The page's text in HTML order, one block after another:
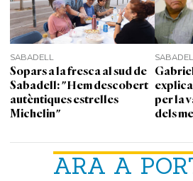
ARA A
SABADELL
Sopars a la fresca al sud de
Sabadell: "Hem descobert
autèntiques estrelles
Michelin"
per la
dels